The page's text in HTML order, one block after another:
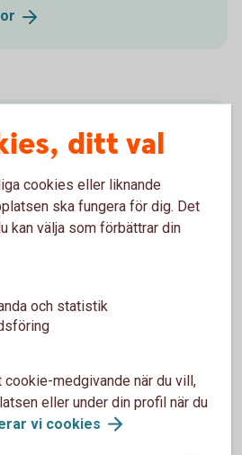
AB
ditt val
cookies eller liknande
ska fungera för dig. Det
kan välja som förbättrar din
och statistik
cookie-medgivande när du vill,
eller under din profil när du
vi cookies